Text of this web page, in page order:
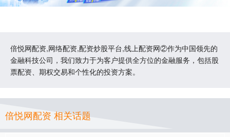
倍悦网配资,网络配资,配资炒股平台,线上配资网②作为中国领先的
金融科技公司，我们致力于为客户提供全方位的金融服务，包括股
票配资、期权交易和个性化的投资方案。
倍悦网配资 相关话题